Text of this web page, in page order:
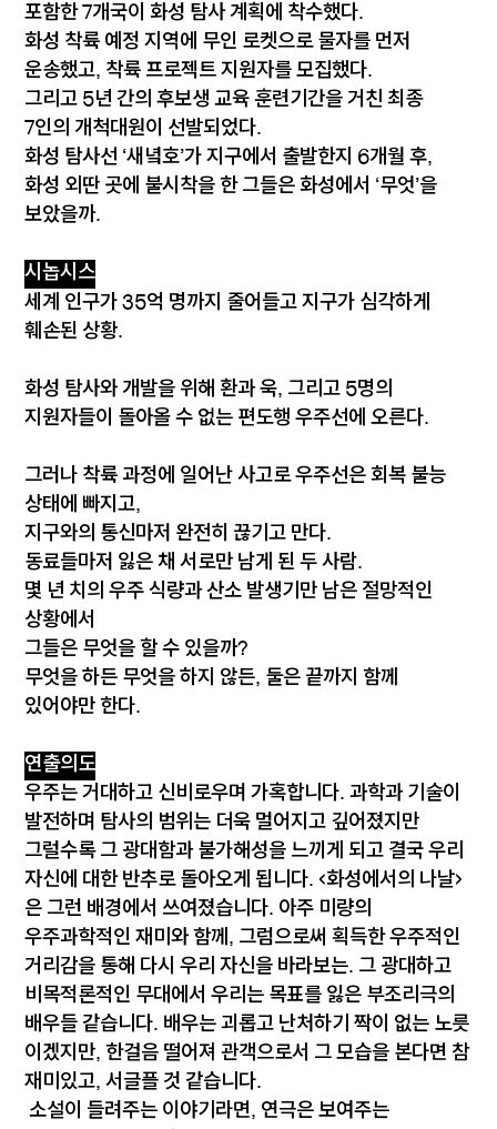
포함한 7개국이 화성 탐사 계획에 착수했다.
화성 착륙 예정 지역에 무인 로켓으로 물자를 먼저
운송했고, 착륙 프로젝트 지원자를 모집했다.
그리고 5년 간의 후보생 교육 훈련기간을 거친 최종
7인의 개척대원이 선발되었다.
화성 탐사선 ‘새녘호’가 지구에서 출발한지 6개월 후,
화성 외딴 곳에 불시착을 한 그들은 화성에서 ‘무엇’을
보았을까.
시놉시스
세계 인구가 35억 명까지 줄어들고 지구가 심각하게
훼손된 상황.
화성 탐사와 개발을 위해 환과 욱, 그리고 5명의
지원자들이 돌아올 수 없는 편도행 우주선에 오른다.
그러나 착륙 과정에 일어난 사고로 우주선은 회복 불능
상태에 빠지고,
지구와의 통신마저 완전히 끊기고 만다.
동료들마저 잃은 채 서로만 남게 된 두 사람.
몇 년 치의 우주 식량과 산소 발생기만 남은 절망적인
상황에서
그들은 무엇을 할 수 있을까?
무엇을 하든 무엇을 하지 않든, 둘은 끝까지 함께
있어야만 한다.
연출의도
우주는 거대하고 신비로우며 가혹합니다. 과학과 기술이
발전하며 탐사의 범위는 더욱 멀어지고 깊어졌지만
그럴수록 그 광대함과 불가해성을 느끼게 되고 결국 우리
자신에 대한 반추로 돌아오게 됩니다. <화성에서의 나날>
은 그런 배경에서 쓰여졌습니다. 아주 미량의
우주과학적인 재미와 함께, 그럼으로써 획득한 우주적인
거리감을 통해 다시 우리 자신을 바라보는. 그 광대하고
비목적론적인 무대에서 우리는 목표를 잃은 부조리극의
배우들 같습니다. 배우는 괴롭고 난처하기 짝이 없는 노릇
이겠지만, 한걸음 떨어져 관객으로서 그 모습을 본다면 참
재미있고, 서글플 것 같습니다.
소설이 들려주는 이야기라면, 연극은 보여주는